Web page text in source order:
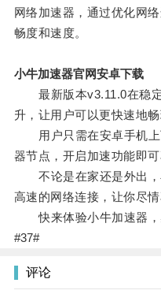
网络加速器，通过优化网
畅度和速度。
小牛加速器官网安卓下载
最新版本v3.11.0在稳定
升，让用户可以更快速地
用户只需在安卓手机上
器节点，开启加速功能即
不论是在家还是外出，
高速的网络连接，让你尽
快来体验小牛加速器，
#37#
评论